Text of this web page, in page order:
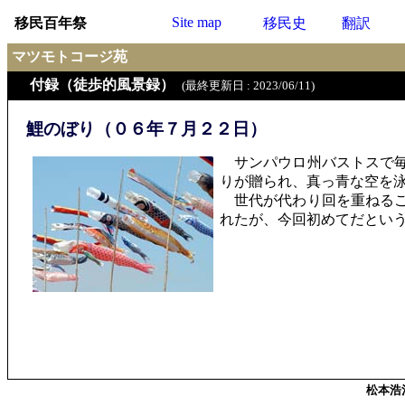
移民百年祭 Site map 移民史 翻訳
マツモトコージ苑
付録（徒歩的風景録）
(最終更新日 : 2023/06/11)
鯉のぼり（０６年７月２２日）
サンパウロ州バストスで
りが贈られ、真っ青な空を
世代が代わり回を重ねる
れたが、今回初めてだとい
松本